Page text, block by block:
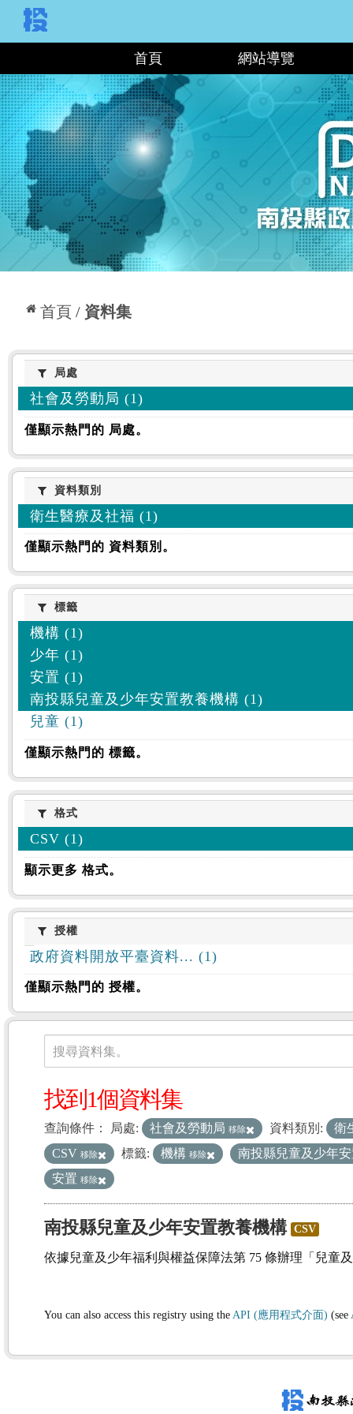
首頁 網站導覽
首頁 資料集
:::
局處局處
社會及勞動局 (1)
僅顯示熱門的 局處。
資料類別
資料類別
衛生醫療及社福 (1)
僅顯示熱門的 資料類別。
標籤標籤
機構 (1)
少年 (1)
安置 (1)
南投縣兒童及少年安置教養機構 (1)
兒童 (1)
僅顯示熱門的 標籤。
格式格式
CSV (1)
顯示更多 格式。
授權授權
政府資料開放平臺資料... (1)
僅顯示熱門的 授權。
資料集
搜尋資料集。
找到1個資料集
查詢條件： 局處: 社會及勞動局 移除 資料類別:
衛
CSV 移除 標籤: 機構 移除
南投縣兒童及少年
安置 移除
南投縣兒童及少年安置教養機構 CSV
依據兒童及少年福利與權益保障法第 75 條辦理「兒童
You can also access this registry using the API (應用程式介面) (see